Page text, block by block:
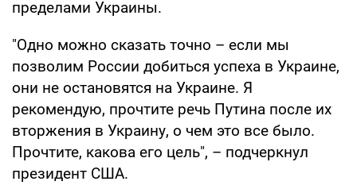
пределами Украины.
"Одно можно сказать точно – если мы
позволим России добиться успеха в Украине,
они не остановятся на Украине. Я
рекомендую, прочтите речь Путина после их
вторжения в Украину, о чем это все было.
Прочтите, какова его цель", – подчеркнул
президент США.